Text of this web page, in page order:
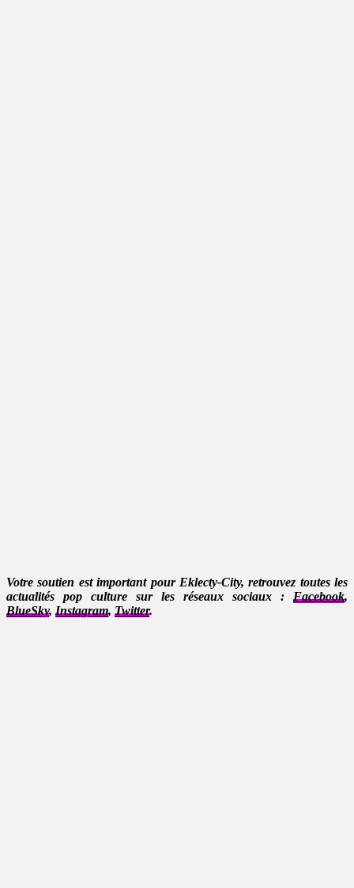
Votre soutien est important pour Eklecty-City, retrouvez toutes les
actualités pop culture sur les réseaux sociaux : Facebook,
BlueSky, Instagram, Twitter.